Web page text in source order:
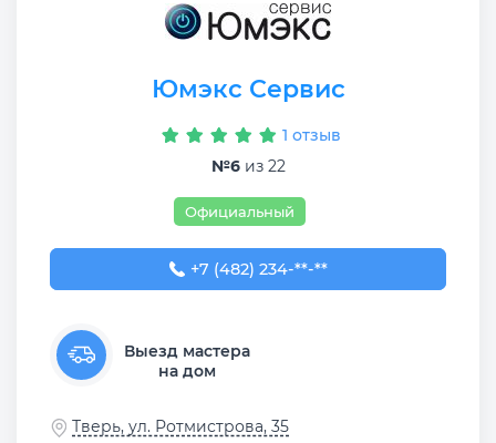
Юмэкс Сервис
1 отзыв
№6из 22
Официальный
+7 (482) 234-13-22
+7 (482) 234-**-**
Выезд мастера
на дом
Тверь, ул. Ротмистрова, 35